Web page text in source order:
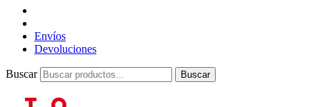
Envíos
Devoluciones
Buscar Buscar